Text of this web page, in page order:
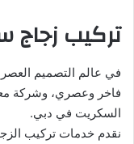
تركيب
في عالم التصميم
فاخر وعصري، وشركة
السكريت في دبي.
نقدم خدمات تركيب